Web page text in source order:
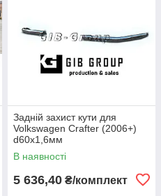
Задній захист кути для
Volkswagen Crafter (2006+)
d60х1,6мм
В наявності
5 636,40 ₴/комплект